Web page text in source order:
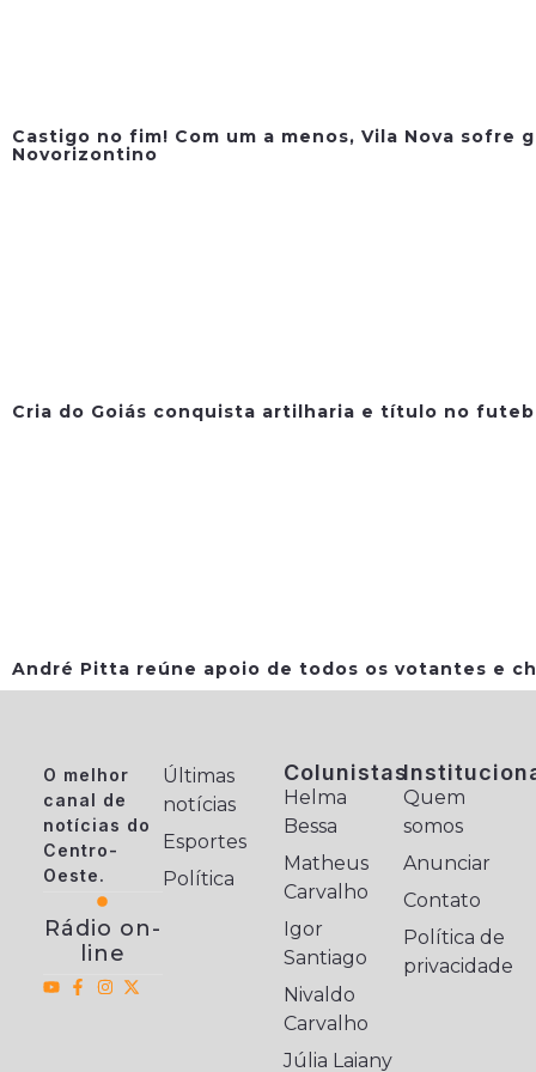
Castigo no fim! Com um a menos, Vila Nova sofre
Novorizontino
Cria do Goiás conquista artilharia e título no
André Pitta reúne apoio de todos os votantes e
O melhor
canal de
notícias do
Centro-
Oeste.
Rádio on-
line
Últimas
notícias
Esportes
Política
Colunistas
Helma
Bessa
Matheus
Carvalho
Igor
Santiago
Nivaldo
Carvalho
Júlia Laiany
Quem
somos
Anunciar
Contato
Política de
privacidade